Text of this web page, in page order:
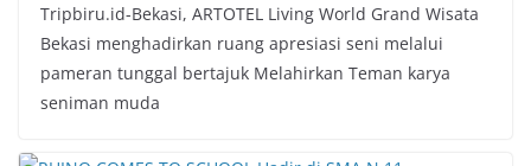
Tripbiru.id-Bekasi, ARTOTEL Living World Grand Wisata
Bekasi menghadirkan ruang apresiasi seni melalui
pameran tunggal bertajuk Melahirkan Teman karya
seniman muda